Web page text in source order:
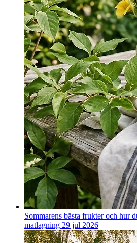
Sommarens bästa frukter och hur
matlagning 29 jul 2026